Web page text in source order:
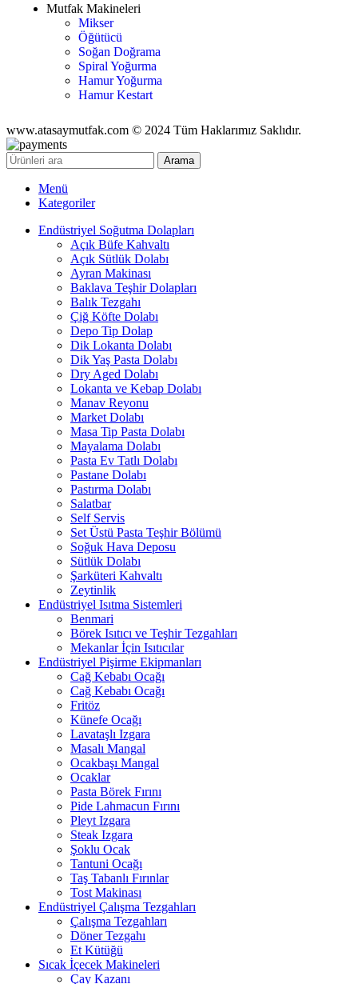
Mutfak Makineleri
Mikser
Öğütücü
Soğan Doğrama
Spiral Yoğurma
Hamur Yoğurma
Hamur Kestart
www.atasaymutfak.com © 2024 Tüm Haklarımız Saklıdır.
Arama
Menü
Kategoriler
Endüstriyel Soğutma Dolapları
Açık Büfe Kahvaltı
Açık Sütlük Dolabı
Ayran Makinası
Baklava Teşhir Dolapları
Balık Tezgahı
Çiğ Köfte Dolabı
Depo Tip Dolap
Dik Lokanta Dolabı
Dik Yaş Pasta Dolabı
Dry Aged Dolabı
Lokanta ve Kebap Dolabı
Manav Reyonu
Market Dolabı
Masa Tip Pasta Dolabı
Mayalama Dolabı
Pasta Ev Tatlı Dolabı
Pastane Dolabı
Pastırma Dolabı
Salatbar
Self Servis
Set Üstü Pasta Teşhir Bölümü
Soğuk Hava Deposu
Sütlük Dolabı
Şarküteri Kahvaltı
Zeytinlik
Endüstriyel Isıtma Sistemleri
Benmari
Börek Isıtıcı ve Teşhir Tezgahları
Mekanlar İçin Isıtıcılar
Endüstriyel Pişirme Ekipmanları
Cağ Kebabı Ocağı
Cağ Kebabı Ocağı
Fritöz
Künefe Ocağı
Lavataşlı Izgara
Masalı Mangal
Ocakbaşı Mangal
Ocaklar
Pasta Börek Fırını
Pide Lahmacun Fırını
Pleyt Izgara
Steak Izgara
Şoklu Ocak
Tantuni Ocağı
Taş Tabanlı Fırınlar
Tost Makinası
Endüstriyel Çalışma Tezgahları
Çalışma Tezgahları
Döner Tezgahı
Et Kütüğü
Sıcak İçecek Makineleri
Çay Kazanı